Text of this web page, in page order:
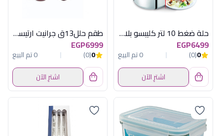
حلة ضغط 10 لتر كليبسو بلاس تيفال مصرى
EGP6499
0
(0)
0 تم البيع
اشترِ الآن
طقم حلل13ق جرانيت ارتيسان نبيتى بيركس
EGP6999
0
(0)
0 تم البيع
اشترِ الآن